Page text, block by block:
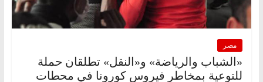
مصر
«الشباب والرياضة» و«النقل» تطلقان حملة
للتوعية بمخاطر فيروس كورونا في محطات